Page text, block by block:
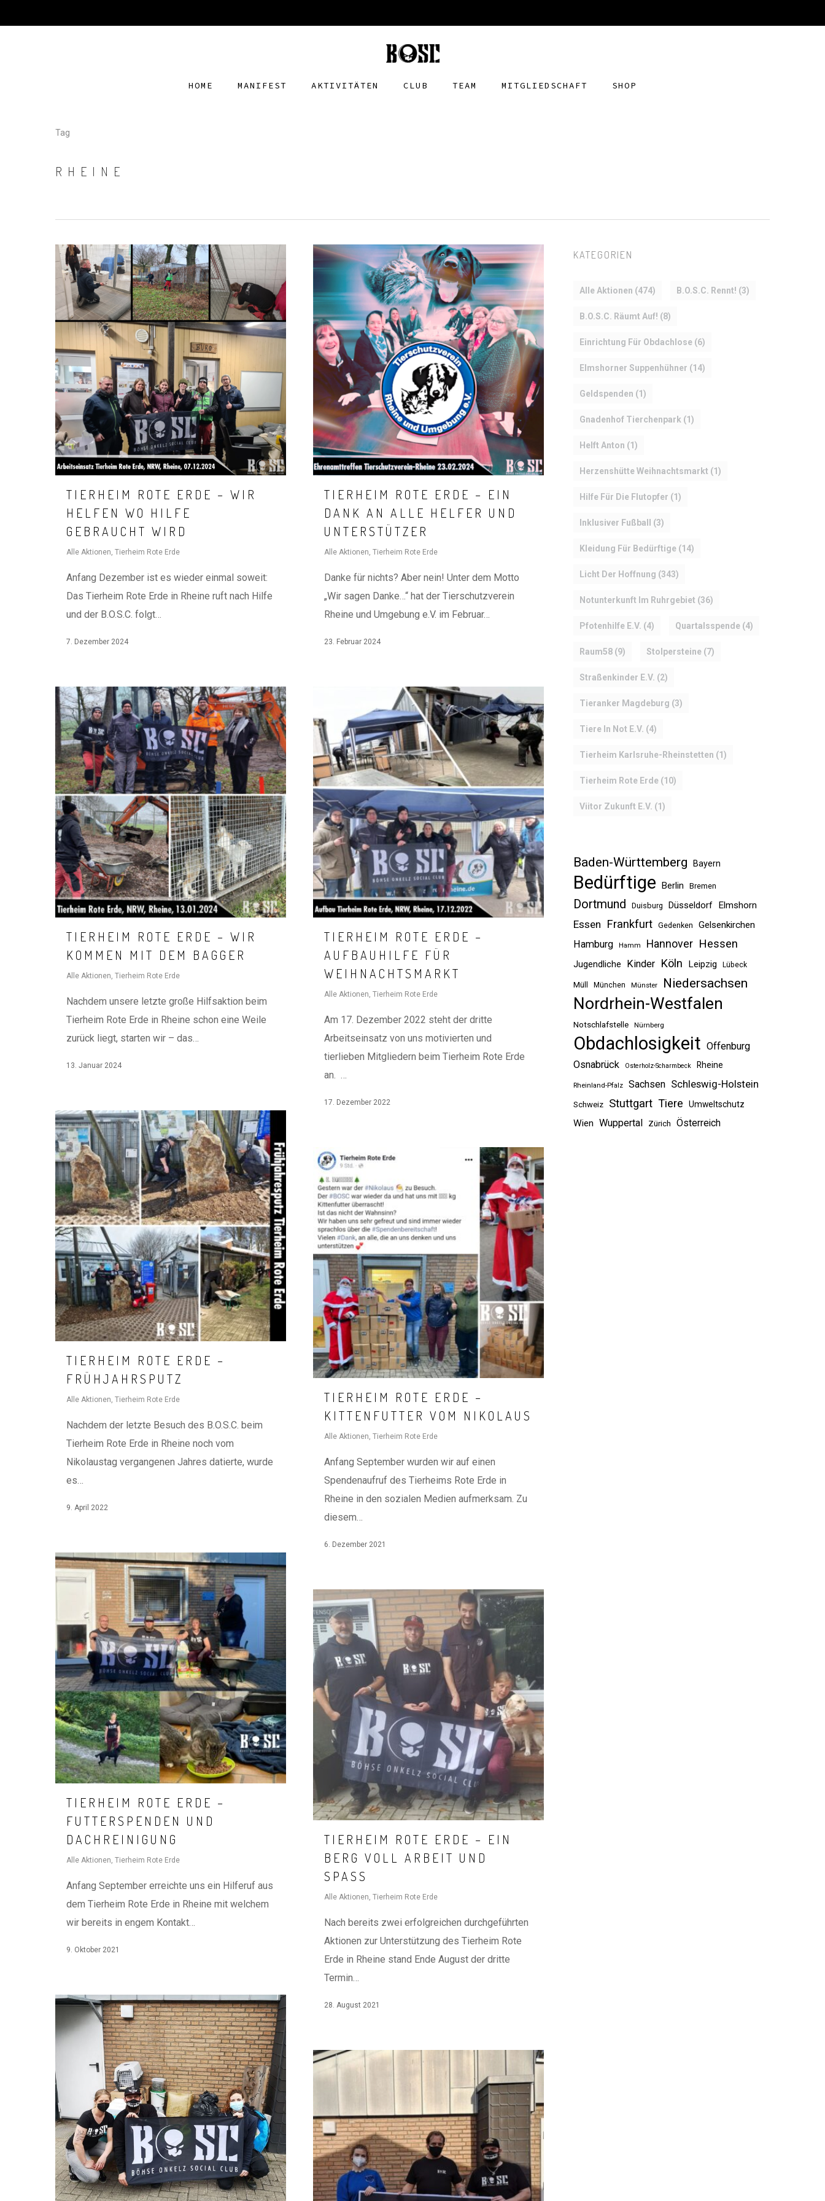
HOME MANIFEST AKTIVITÄTEN CLUB TEAM MITGLIEDSCHAFT SHOP
Tag
RHEINE
TIERHEIM ROTE ERDE – WIR
HELFEN WO HILFE
GEBRAUCHT WIRD
Alle Aktionen, Tierheim Rote Erde
Anfang Dezember ist es wieder einmal soweit:
Das Tierheim Rote Erde in Rheine ruft nach Hilfe
und der B.O.S.C. folgt…
7. Dezember 2024
TIERHEIM ROTE ERDE – EIN
DANK AN ALLE HELFER UND
UNTERSTÜTZER
Alle Aktionen, Tierheim Rote Erde
Danke für nichts? Aber nein! Unter dem Motto
„Wir sagen Danke…“ hat der Tierschutzverein
Rheine und Umgebung e.V. im Februar…
23. Februar 2024
TIERHEIM ROTE ERDE – WIR
KOMMEN MIT DEM BAGGER
Alle Aktionen, Tierheim Rote Erde
Nachdem unsere letzte große Hilfsaktion beim
Tierheim Rote Erde in Rheine schon eine Weile
zurück liegt, starten wir – das…
13. Januar 2024
TIERHEIM ROTE ERDE –
AUFBAUHILFE FÜR
WEIHNACHTSMARKT
Alle Aktionen, Tierheim Rote Erde
Am 17. Dezember 2022 steht der dritte
Arbeitseinsatz von uns motivierten und
tierlieben Mitgliedern beim Tierheim Rote Erde
an. …
17. Dezember 2022
TIERHEIM ROTE ERDE –
FRÜHJAHRSPUTZ
Alle Aktionen, Tierheim Rote Erde
Nachdem der letzte Besuch des B.O.S.C. beim
Tierheim Rote Erde in Rheine noch vom
Nikolaustag vergangenen Jahres datierte, wurde
es…
9. April 2022
TIERHEIM ROTE ERDE –
KITTENFUTTER VOM NIKOLAUS
Alle Aktionen, Tierheim Rote Erde
Anfang September wurden wir auf einen
Spendenaufruf des Tierheims Rote Erde in
Rheine in den sozialen Medien aufmerksam. Zu
diesem…
6. Dezember 2021
TIERHEIM ROTE ERDE –
FUTTERSPENDEN UND
DACHREINIGUNG
Alle Aktionen, Tierheim Rote Erde
Anfang September erreichte uns ein Hilferuf aus
dem Tierheim Rote Erde in Rheine mit welchem
wir bereits in engem Kontakt…
9. Oktober 2021
TIERHEIM ROTE ERDE – EIN
BERG VOLL ARBEIT UND
SPASS
Alle Aktionen, Tierheim Rote Erde
Nach bereits zwei erfolgreichen durchgeführten
Aktionen zur Unterstützung des Tierheim Rote
Erde in Rheine stand Ende August der dritte
Termin…
28. August 2021
KATEGORIEN
Alle Aktionen (474) B.O.S.C. Rennt! (3)
B.O.S.C. Räumt Auf! (8)
Einrichtung Für Obdachlose(6)
Elmshorner Suppenhühner (14)
Geldspenden (1)
Gnadenhof Tierchenpark (1)
Helft Anton (1)
Herzenshütte Weihnachtsmarkt (1)
Hilfe Für Die Flutopfer (1)
Inklusiver Fußball (3)
Kleidung Für Bedürftige(14)
Licht Der Hoffnung (343)
Notunterkunft Im Ruhrgebiet (36)
Pfotenhilfe E.V. (4) Quartalsspende(4)
Raum58(9) Stolpersteine(7)
Straßenkinder E.V. (2)
Tieranker Magdeburg (3)
Tiere In Not E.V. (4)
Tierheim Karlsruhe-Rheinstetten (1)
Tierheim Rote Erde(10)
Viitor Zukunft E.V. (1)
Baden-Württemberg Bayern
Bedürftige Berlin Bremen
Dortmund Duisburg Düsseldorf Elmshorn
Essen Frankfurt Gedenken Gelsenkirchen
Hamburg Hamm Hannover Hessen
Jugendliche Kinder Köln Leipzig Lübeck
Müll München Münster Niedersachsen
Nordrhein-Westfalen
Notschlafstelle Nürnberg
Obdachlosigkeit Offenburg
Osnabrück
Osterholz-Scharmbeck Rheine
Rheinland-Pfalz Sachsen Schleswig-Holstein
Schweiz Stuttgart Tiere Umweltschutz
Wien Wuppertal Zürich Österreich